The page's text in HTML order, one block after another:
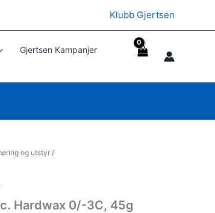
Klubb Gjertsen
Gjertsen Kampanjer
og utstyr/
Hardwax 0/-3C, 45g